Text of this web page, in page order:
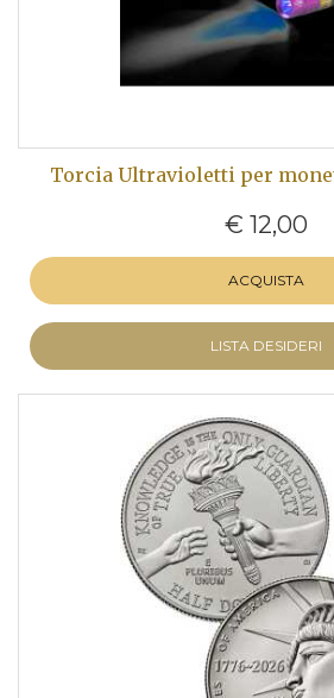
Torcia Ultravioletti per
€ 12,00
ACQUISTA
LISTA DESIDERI